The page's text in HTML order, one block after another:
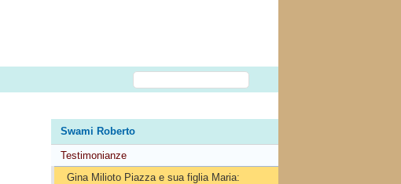
Swami Roberto
Testimonianze
Gina Milioto Piazza e sua figlia Maria: